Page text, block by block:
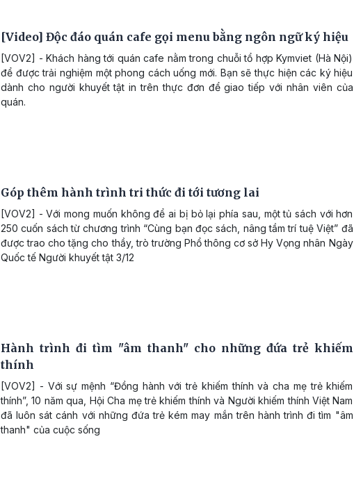
[Video] Độc đáo quán cafe gọi menu bằng ngôn ngữ ký hiệu
[VOV2] - Khách hàng tới quán cafe nằm trong chuỗi tổ hợp Kymviet (Hà Nội)
để được trải nghiệm một phong cách uống mới. Bạn sẽ thực hiện các ký hiệu
dành cho người khuyết tật in trên thực đơn để giao tiếp với nhân viên của
quán.
Góp thêm hành trình tri thức đi tới tương lai
[VOV2] - Với mong muốn không để ai bị bỏ lại phía sau, một tủ sách với hơn
250 cuốn sách từ chương trình “Cùng bạn đọc sách, nâng tầm trí tuệ Việt” đã
được trao cho tặng cho thầy, trò trường Phổ thông cơ sở Hy Vọng nhân Ngày
Quốc tế Người khuyết tật 3/12
Hành trình đi tìm "âm thanh" cho những đứa trẻ khiếm
thính
[VOV2] - Với sự mệnh “Đồng hành với trẻ khiếm thính và cha mẹ trẻ khiếm
thính”, 10 năm qua, Hội Cha mẹ trẻ khiếm thính và Người khiếm thính Việt Nam
đã luôn sát cánh với những đứa trẻ kém may mắn trên hành trình đi tìm "âm
thanh" của cuộc sống